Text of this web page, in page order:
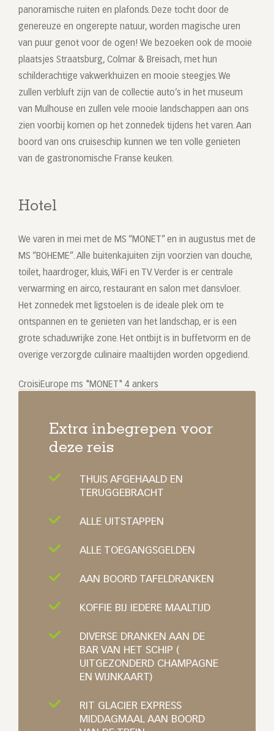
panoramische ruiten en plafonds. Deze tocht door de
genereuze en ongerepte natuur, worden magische uren
van puur genot voor de ogen! We bezoeken ook de mooie
plaatsjes Straatsburg, Colmar & Breisach, met hun
schilderachtige vakwerkhuizen en mooie steegjes. We
zullen verbluft zijn van de collectie auto’s in het museum
van Mulhouse en zullen vele mooie landschappen aan ons
zien voorbij komen op het zonnedek tijdens het varen. Aan
boord van ons cruiseschip kunnen we ten volle genieten
van de gastronomische Franse keuken.
Hotel
We varen in mei met de MS “MONET” en in augustus met de
MS “BOHEME”. Alle buitenkajuiten zijn voorzien van douche,
toilet, haardroger, kluis, WiFi en TV. Verder is er centrale
verwarming en airco, restaurant en salon met dansvloer.
Het zonnedek met ligstoelen is de ideale plek om te
ontspannen en te genieten van het landschap, er is een
grote schaduwrijke zone. Het ontbijt is in buffetvorm en de
overige verzorgde culinaire maaltijden worden opgediend.
CroisiEurope ms "MONET" 4 ankers
Extra inbegrepen voor
deze reis
THUIS AFGEHAALD EN
TERUGGEBRACHT
ALLE UITSTAPPEN
ALLE TOEGANGSGELDEN
AAN BOORD TAFELDRANKEN
KOFFIE BIJ IEDERE MAALTIJD
DIVERSE DRANKEN AAN DE
BAR VAN HET SCHIP (
UITGEZONDERD CHAMPAGNE
EN WIJNKAART)
RIT GLACIER EXPRESS
MIDDAGMAAL AAN BOORD